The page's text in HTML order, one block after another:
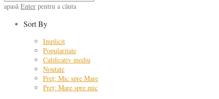
apasă Enter pentru a căuta
Sort By
Implicit
Popularitate
Calificativ mediu
Noutate
Preț: Mic spre Mare
Preț: Mare spre mic